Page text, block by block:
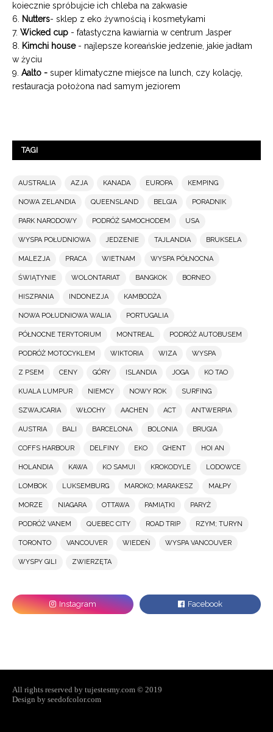
koiecznie spróbujcie ich chleba na zakwasie
6.
Nutters- sklep z eko żywnością i kosmetykami
7. Wicked cup - fatastyczna kawiarnia w centrum Jasper
8.
Kimchi house- najlepsze koreańskie jedzenie, jakie jadłam
w życiu
9. Aalto - super klimatyczne miejsce na lunch, czy kolację,
restauracja położona nad samym jeziorem
TAGI
AUSTRALIA AZJA KANADA EUROPA KEMPING
NOWA ZELANDIA QUEENSLAND BELGIA PORADNIK
PARK NARODOWY PODRÓŻ SAMOCHODEM USA
WYSPA POŁUDNIOWA JEDZENIE TAJLANDIA BRUKSELA
MALEZJA PRACA WIETNAM WYSPA PÓŁNOCNA
ŚWIĄTYNIE WOLONTARIAT BANGKOK BORNEO
HISZPANIA INDONEZJA KAMBODŻA
NOWA POŁUDNIOWA WALIA PORTUGALIA
PÓŁNOCNE TERYTORIUM MONTREAL PODRÓŻ AUTOBUSEM
PODRÓŻ MOTOCYKLEM WIKTORIA WIZA WYSPA
Z PSEM CENY GÓRY ISLANDIA JOGA KO TAO
KUALA LUMPUR NIEMCY NOWY ROK SURFING
SZWAJCARIA WŁOCHY AACHEN ACT ANTWERPIA
AUSTRIA BALI BARCELONA BOLONIA BRUGIA
COFFS HARBOUR DELFINY EKO GHENT HOI AN
HOLANDIA KAWA KO SAMUI KROKODYLE LODOWCE
LOMBOK LUKSEMBURG MAROKO; MARAKESZ MAŁPY
MORZE NIAGARA OTTAWA PAMIĄTKI PARYŻ
PODRÓŻ VANEM QUEBEC CITY ROAD TRIP RZYM; TURYN
TORONTO VANCOUVER WIEDEŃ WYSPA VANCOUVER
WYSPY GILI ZWIERZĘTA
All rights reserved by tujestesmy.com © 2019
Design by seedofcolor.com